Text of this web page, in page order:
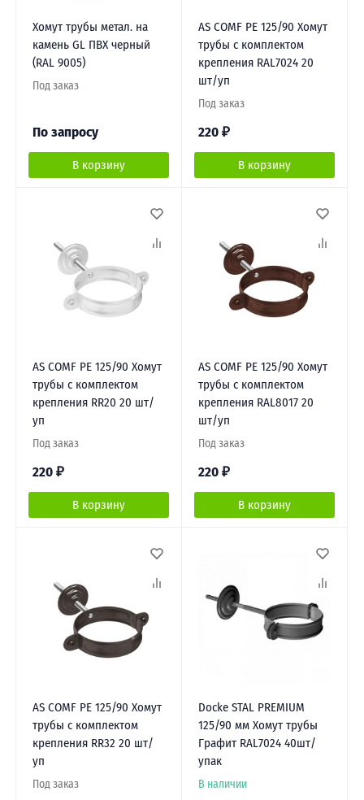
Хомут трубы метал. на
камень GL ПВХ черный
(RAL 9005)
Под заказ
По запросу
В корзину
AS COMF PE 125/90 Хомут
трубы с комплектом
крепления RAL7024 20
шт/уп
Под заказ
220 ₽
В корзину
AS COMF PE 125/90 Хомут
трубы с комплектом
крепления RR20 20 шт/
уп
Под заказ
220 ₽
В корзину
AS COMF PE 125/90 Хомут
трубы с комплектом
крепления RAL8017 20
шт/уп
Под заказ
220 ₽
В корзину
AS COMF PE 125/90 Хомут
трубы с комплектом
крепления RR32 20 шт/
уп
Под заказ
Docke STAL PREMIUM
125/90 мм Хомут трубы
Графит RAL7024 40шт/
упак
В наличии